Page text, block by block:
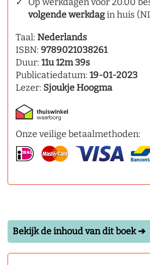
volgende werkdagin huis
Taal: Nederlands
ISBN: 9789021038261
Duur: 11u 12m 39s
Publicatiedatum: 19-01-2023
Lezer: Sjoukje Hoogma
Onze veilige betaalmethoden:
Bekijk de inhoud van dit boek ➔